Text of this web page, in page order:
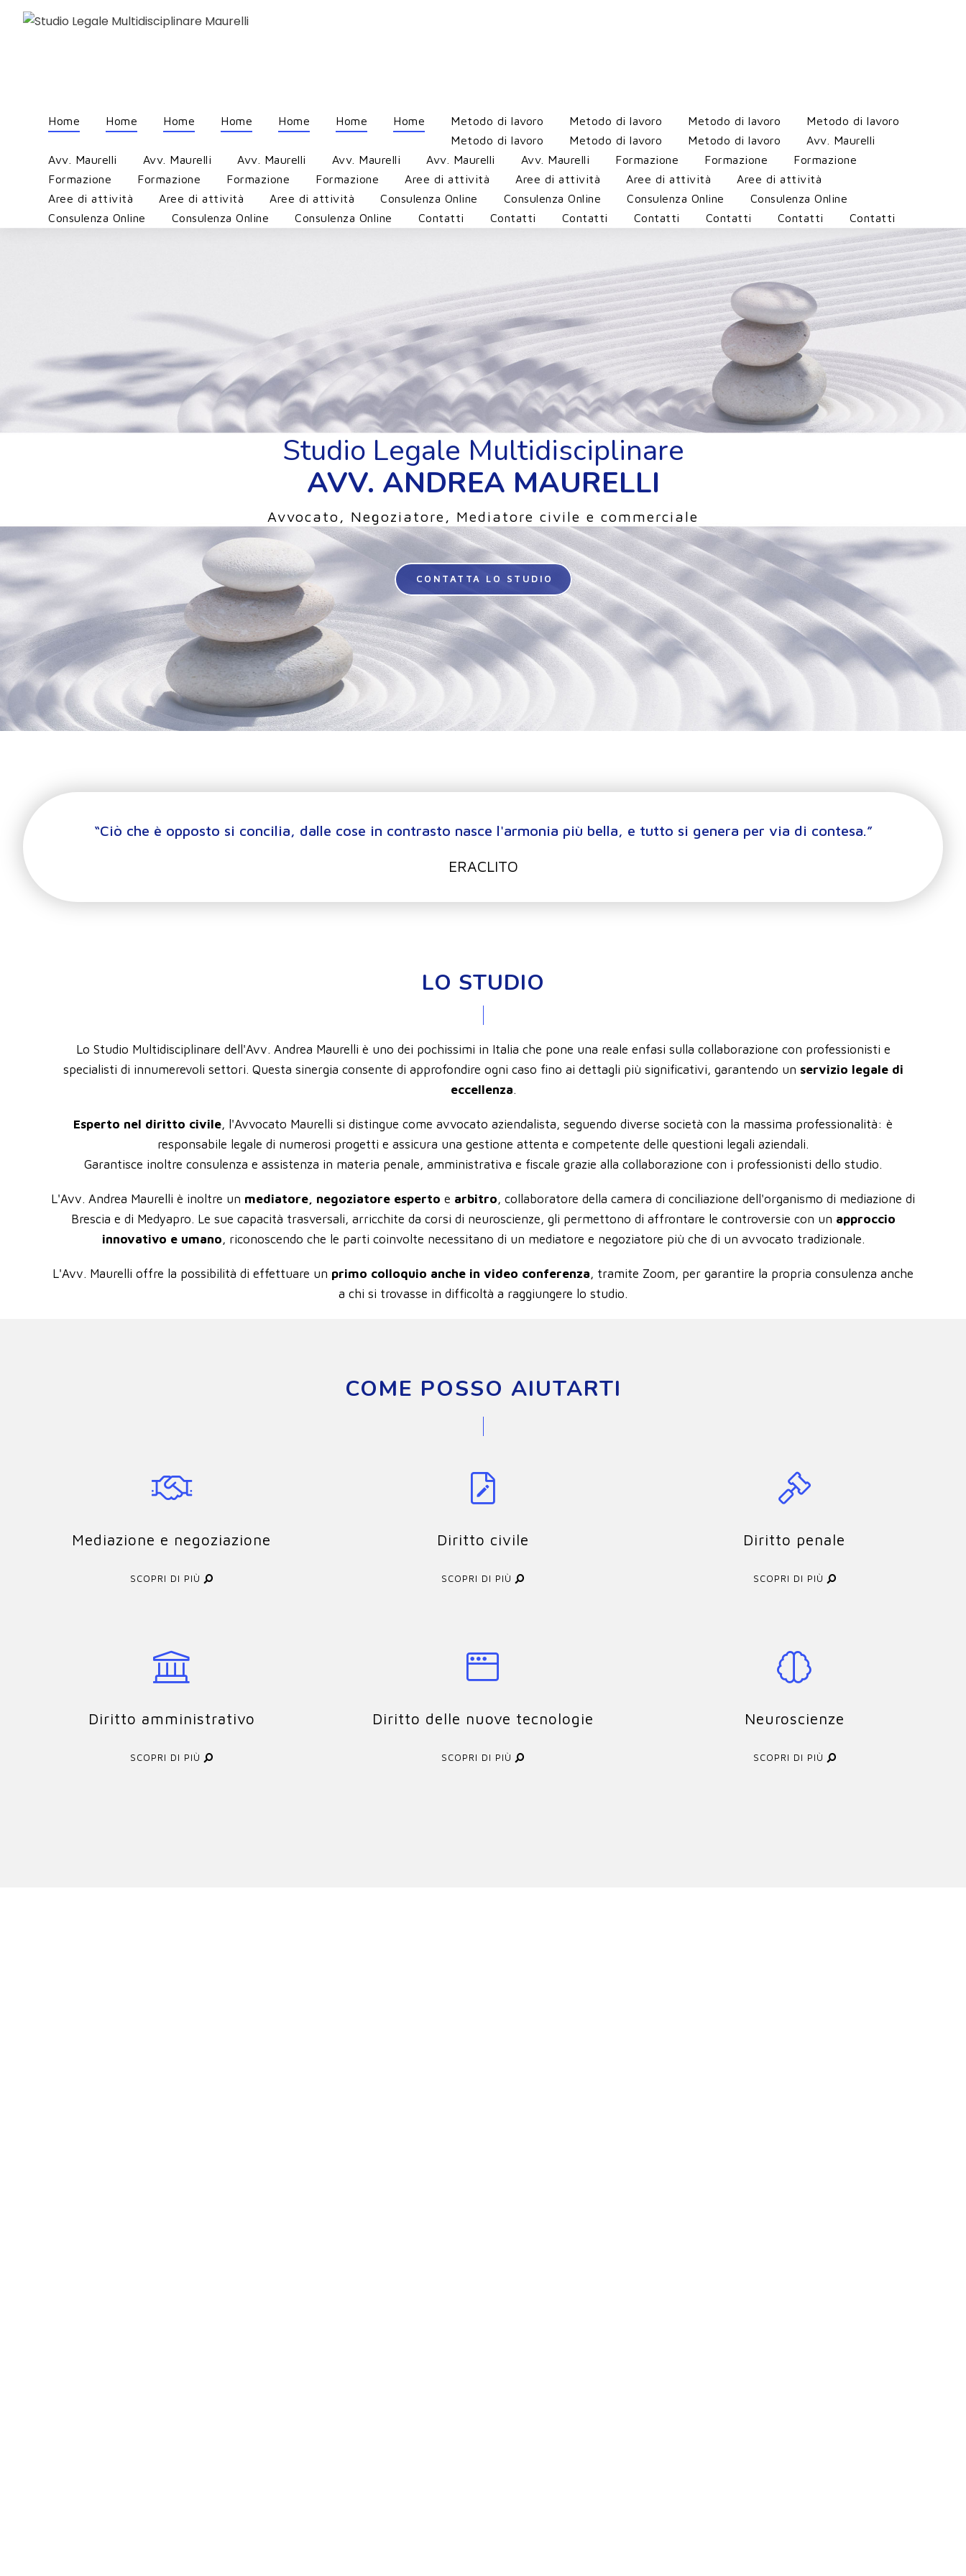
Home Home Home Home Home Home Home Metodo di lavoro Metodo di lavoro Metodo di lavoro
Metodo di lavoro
Metodo di lavoro
Metodo di lavoro Metodo di lavoro
Avv. Maurelli
Avv. Maurelli
Avv. Maurelli Avv. Maurelli Avv. Maurelli Avv. Maurelli Avv. Maurelli Formazione Formazione
Formazione
Formazione
Formazione Formazione Formazione Aree di attività Aree di attività Aree di attività
Aree di attività
Aree di attività
Aree di attività Aree di attività Consulenza Online Consulenza Online Consulenza Online
Consulenza Online
Consulenza Online
Consulenza Online Consulenza Online Contatti Contatti Contatti Contatti Contatti Contatti Contatti
Studio Legale Multidisciplinare
AVV. ANDREA MAURELLI
Avvocato, Negoziatore, Mediatore civile e commerciale
CONTATTA LO STUDIO
“Ciò che è opposto si concilia, dalle cose in contrasto nasce l'armonia più bella, e tutto si genera per via di contesa.”
ERACLITO
LO STUDIO
Lo Studio Multidisciplinare dell'Avv. Andrea Maurelli è uno dei pochissimi in Italia che pone una reale enfasi sulla collaborazione con professionisti e
specialisti di innumerevoli settori. Questa sinergia consente di approfondire ogni caso fino ai dettagli più significativi, garantendo un servizio legale di
eccellenza.
Esperto nel diritto civile, l'Avvocato Maurelli si distingue come avvocato aziendalista, seguendo diverse società con la massima professionalità: è
responsabile legale di numerosi progetti e assicura una gestione attenta e competente delle questioni legali aziendali.
Garantisce inoltre consulenza e assistenza in materia penale, amministrativa e fiscale grazie alla collaborazione con i professionisti dello studio.
L'Avv. Andrea Maurelli è inoltre un mediatore, negoziatore esperto e arbitro, collaboratore della camera di conciliazione dell'organismo di mediazione di
Brescia e di Medyapro. Le sue capacità trasversali, arricchite da corsi di neuroscienze, gli permettono di affrontare le controversie con un approccio
innovativo e umano, riconoscendo che le parti coinvolte necessitano di un mediatore e negoziatore più che di un avvocato tradizionale.
L'Avv. Maurelli offre la possibilità di effettuare un primo colloquio anche in video conferenza, tramite Zoom, per garantire la propria consulenza anche
a chi si trovasse in difficoltà a raggiungere lo studio.
COME POSSO AIUTARTI
Mediazione e negoziazione
SCOPRI DI PIÙ
Diritto civile
SCOPRI DI PIÙ
Diritto penale
SCOPRI DI PIÙ
Diritto amministrativo
SCOPRI DI PIÙ
Diritto delle nuove tecnologie
SCOPRI DI PIÙ
Neuroscienze
SCOPRI DI PIÙ